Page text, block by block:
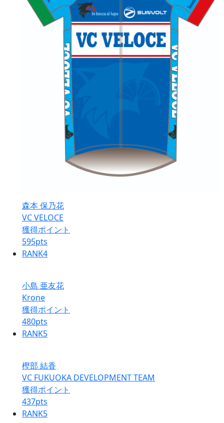
森本 保乃花
VC VELOCE
獲得ポイント
595pts
RANK4
小島 亜友花
Krone
獲得ポイント
480pts
RANK5
樫部 結香
VC FUKUOKA DEVELOPMENT TEAM
獲得ポイント
437pts
RANK5